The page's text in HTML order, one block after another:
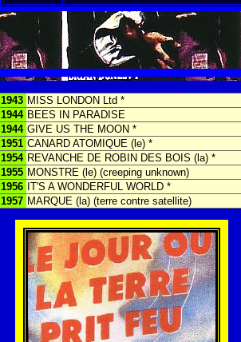
1943 MISS LONDON Ltd *
1944 BEES IN PARADISE
1944 GIVE US THE MOON *
1951 CANARD ATOMIQUE (le) *
1954 REVANCHE DE ROBIN DES BOIS (la) *
1955 MONSTRE (le) (creeping unknown)
1956
IT'S A WONDERFUL WORLD *
1957 MARQUE (la) (terre contre satellite)